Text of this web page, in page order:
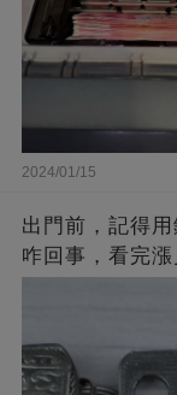
2024/01/15
出門前，記得
咋回事，看完漲